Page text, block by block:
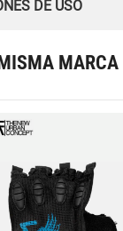
DE USO
MARCA